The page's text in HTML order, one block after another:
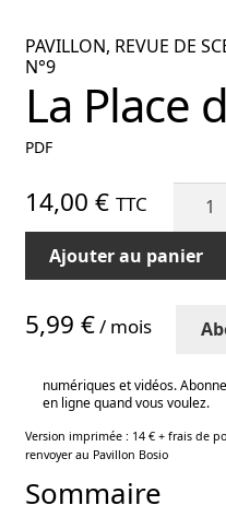
PAVILLON, REVUE DE
N°9
La Place
PDF
14,00 € TTC
La
Place
corps
Ajouter au panier
5,99 €/ mois
numériques et vidéos.
en ligne quand vous voulez.
Version imprimée : 14 € + frais de
renvoyer au Pavillon Bosio
Sommaire